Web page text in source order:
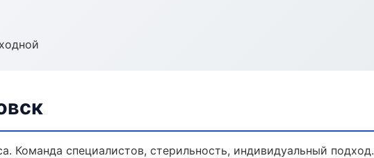
Команда специалистов, стерильность, индивидуальный подход.